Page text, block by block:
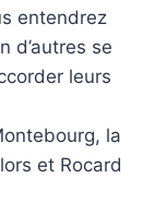
entendrez
d’autres se
leurs
la
et Rocard